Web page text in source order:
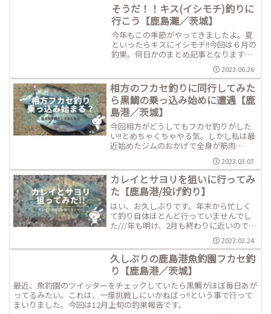
そうだ！！キス(イシモチ)釣りに
行こう【鹿島灘／茨城】
今年もこの季節がやってきましたよ。夏
といったらキスにイシモチ!!今回は６月の
釣果。何日かのまとめ記事となります。
全く釣れない日もあれば短時間で大漁な
日もあり、ホント自然って不思議ですね
ぇ。
2023.06.26
相方のフカセ釣りに同行してみた
ら黒鯛の乗っ込み始めに遭遇【鹿
島港／茨城】
今回相方がどうしてもフカセ釣りがした
い!!とめちゃくちゃやる気。しかし私は最
近始めたジムのおかげで全身が筋肉
痛…。フカセ釣りをする体力も残ってお
らず、ゆるく投げ釣りでもしようと見守
り隊として出動してきました。3月上旬の
釣果報告、今回もよろしくお願いしま
す。
2023.03.07
カレイとサヨリを狙いに行ってみ
た【鹿島港/投げ釣り】
はい、お久しぶりです。年末から忙しく
て釣り自体ほとんど行っていませんでし
た///年も明け、2月も終わりに近いのです
が…本年も当ブログをよろしくお願いし
2023.02.24
久しぶりの鹿島港魚釣園フカセ釣
り【鹿島港／茨城】
最近、魚釣園のツイッターをチェックしていたら黒鯛がほぼ毎日あが
ってるみたい。これは、一度挑戦しにいかねばっ!!という事で行って
まいりました。今回は12月上旬の釣果報告です。